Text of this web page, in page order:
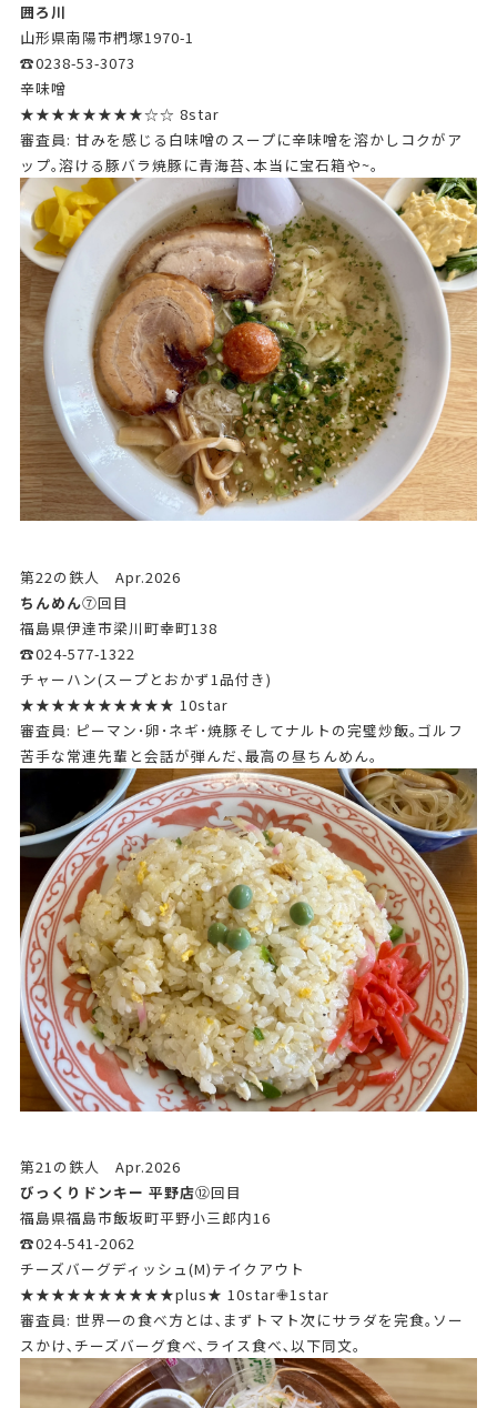
囲ろ川
山形県南陽市椚塚1970-1
☎0238-53-3073
辛味噌
★★★★★★★★☆☆ 8star
審査員: 甘みを感じる白味噌のスープに辛味噌を溶かしコクがア
ップ｡溶ける豚バラ焼豚に青海苔､本当に宝石箱や~｡
第22の鉄人 Apr.2026
ちんめん➆回目
福島県伊達市梁川町幸町138
☎024-577-1322
チャーハン(スープとおかず1品付き)
★★★★★★★★★★ 10star
審査員: ピーマン･卵･ネギ･焼豚そしてナルトの完璧炒飯｡ゴルフ
苦手な常連先輩と会話が弾んだ､最高の昼ちんめん。
第21の鉄人 Apr.2026
びっくりドンキー 平野店⑫回目
福島県福島市飯坂町平野小三郎内16
☎024-541-2062
チーズバーグディッシュ(M)テイクアウト
★★★★★★★★★★plus★ 10star✙1star
審査員: 世界一の食べ方とは､まずトマト次にサラダを完食｡ソー
スかけ､チーズバーグ食べ､ライス食べ､以下同文｡